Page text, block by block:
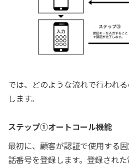
では、どのような流れで行われ
します。
ステップ①オートコール機能
最初に、顧客が認証で使用する
話番号を登録します。登録され